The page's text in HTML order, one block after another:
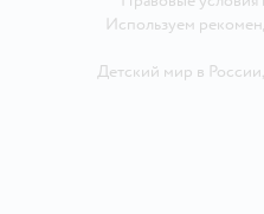
Используем
Детский мир в России,